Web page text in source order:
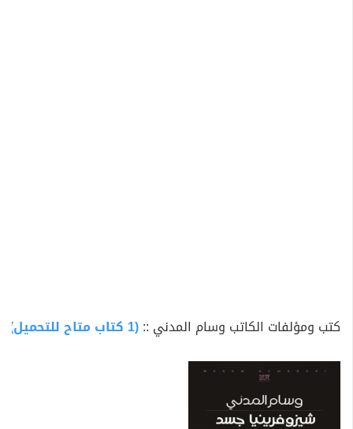
كتب ومؤلفات الكاتب وسام المدني ::(1 كتاب متاح للتحميل)